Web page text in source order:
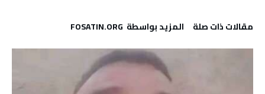
‫مقالات ذات صلة‬ ‫‫المزيد بواسطة‬ ‬ FOSATIN.ORG